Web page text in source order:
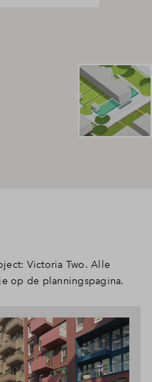
Victoria Two. Alle
op de planningspagina.